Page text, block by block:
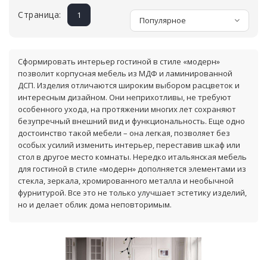
Страница: 1 Популярное
Сформировать интерьер гостиной в стиле «модерн»
позволит корпусная мебель из МДФ и ламинированной
ДСП. Изделия отличаются широким выбором расцветок и
интересным дизайном. Они неприхотливы, не требуют
особенного ухода, на протяжении многих лет сохраняют
безупречный внешний вид и функциональность. Еще одно
достоинство такой мебели – она легкая, позволяет без
особых усилий изменить интерьер, переставив шкаф или
стол в другое место комнаты. Нередко итальянская мебель
для гостиной в стиле «модерн» дополняется элементами из
стекла, зеркала, хромированного металла и необычной
фурнитурой. Все это не только улучшает эстетику изделий,
но и делает облик дома неповторимым.